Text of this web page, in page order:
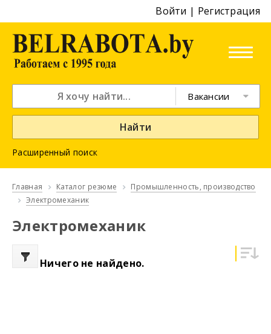
Войти | Регистрация
Вакансии
Найти
Расширенный поиск
Главная Каталог резюме
Промышленность, производство
Электромеханик
Электромеханик
Ничего не найдено.